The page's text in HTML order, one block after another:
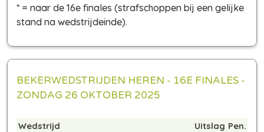
* = naar de 16e finales (strafschoppen bij een gelijke
stand na wedstrijdeinde).
BEKERWEDSTRIJDEN HEREN - 16E FINALES -
ZONDAG 26 OKTOBER 2025
Wedstrijd Uitslag Pen.